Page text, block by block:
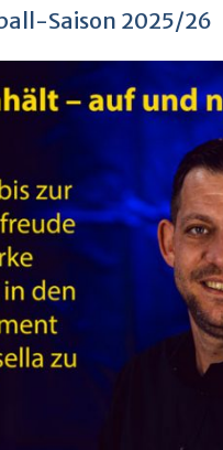
Saison 2025/26